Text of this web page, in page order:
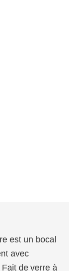
est un bocal
avec
de verre à